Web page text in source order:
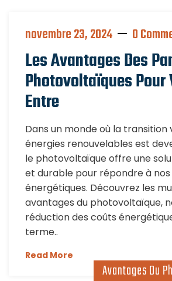
novembre 23, 2024 0
Les Avantages Des
Photovoltaïques Pour
Entre
Dans un monde où la transition
énergies renouvelables est
le photovoltaïque offre une
et durable pour répondre à nos
énergétiques. Découvrez les
avantages du photovoltaïque,
réduction des coûts
terme..
Read More
Avantages Du